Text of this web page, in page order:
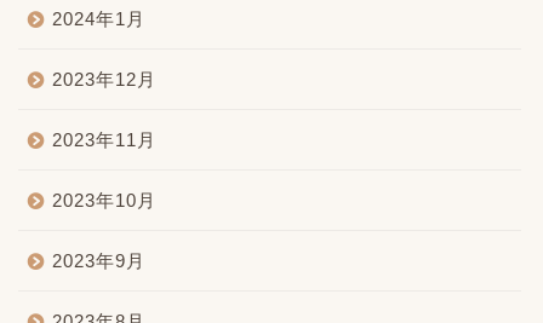
2024年1月
2023年12月
2023年11月
2023年10月
2023年9月